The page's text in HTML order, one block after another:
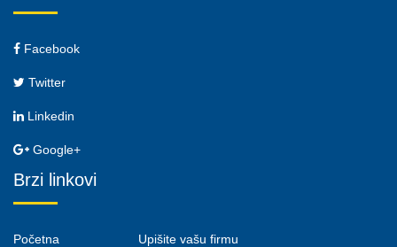
Facebook
Twitter
Linkedin
Google+
Brzi linkovi
Početna Upišite vašu firmu